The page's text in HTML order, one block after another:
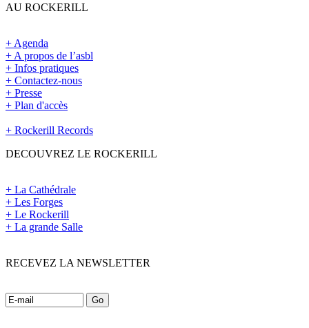
AU ROCKERILL
+ Agenda
+ A propos de l’asbl
+ Infos pratiques
+ Contactez-nous
+ Presse
+ Plan d'accès
+ Rockerill Records
DECOUVREZ LE ROCKERILL
+ La Cathédrale
+ Les Forges
+ Le Rockerill
+ La grande Salle
RECEVEZ LA NEWSLETTER